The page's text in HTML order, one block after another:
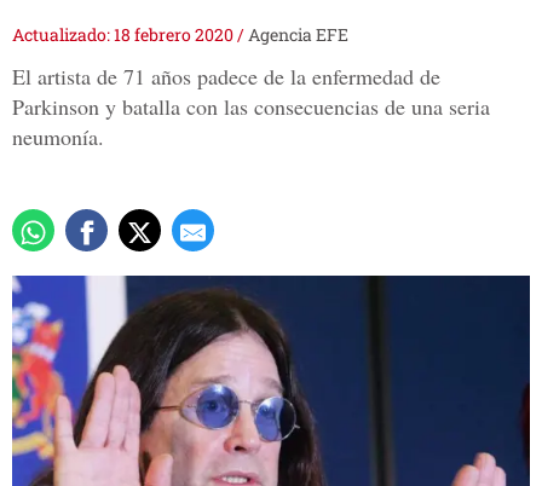
Actualizado: 18 febrero 2020/Agencia EFE
El artista de 71 años padece de la enfermedad de
Parkinson y batalla con las consecuencias de una seria
neumonía.